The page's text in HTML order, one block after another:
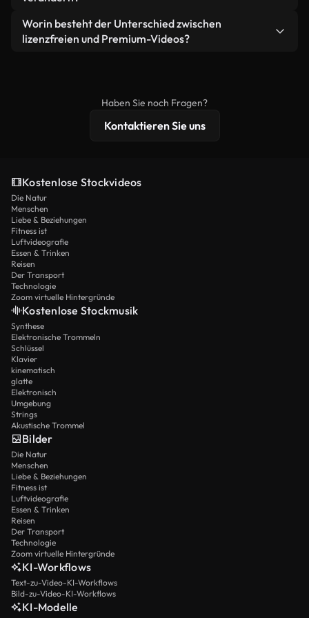
weiterverbreiten.
Videomaterial.
Ja. Sie dürfen unsere Videos gerne kürzen,
bearbeiten oder neu zusammenstellen. Achten Sie
Worin besteht der Unterschied zwischen
lizenzfreien und Premium-Videos?
erweiterten Lizenzschutz bieten.
Haben Sie noch Fragen?
Kontaktieren Sie uns
Kostenlose Stockvideos
Die Natur
Menschen
Liebe & Beziehungen
Fitness ist
Luftvideografie
Essen & Trinken
Reisen
Der Transport
Technologie
Zoom virtuelle Hintergründe
Kostenlose Stockmusik
Synthese
Elektronische Trommeln
Schlüssel
Klavier
kinematisch
glatte
Elektronisch
Umgebung
Strings
Akustische Trommel
Bilder
Die Natur
Menschen
Liebe & Beziehungen
Fitness ist
Luftvideografie
Essen & Trinken
Reisen
Der Transport
Technologie
Zoom virtuelle Hintergründe
KI-Workflows
Text-zu-Video-KI-Workflows
Bild-zu-Video-KI-Workflows
KI-Modelle